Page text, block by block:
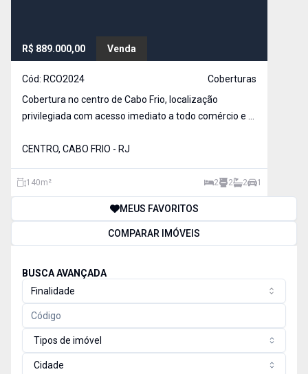
R$ 889.000,00 Venda
Cód: RCO2024
Coberturas
Cobertura no centro de Cabo Frio, localização
privilegiada com acesso imediato a todo comércio e a
completa. Elevador vai até o segundo pavimento da
CENTRO, CABO FRIO - RJ
140m² 2 2 2 1
MEUS FAVORITOS
COMPARAR IMÓVEIS
BUSCA AVANÇADA
Finalidade
Tipos de imóvel
Cidade